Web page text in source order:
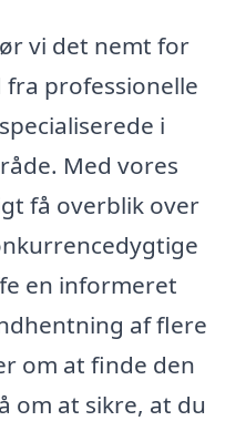
vi det nemt for
professionelle
i
Med vores
få overblik over
en informeret
af flere
om at finde den
om at sikre, at du